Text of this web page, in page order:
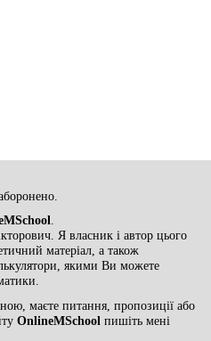
.
Я власник і автор цього
матеріал, а також
якими Ви можете
маєте питання, пропозиції або
OnlineMSchool пишіть мені